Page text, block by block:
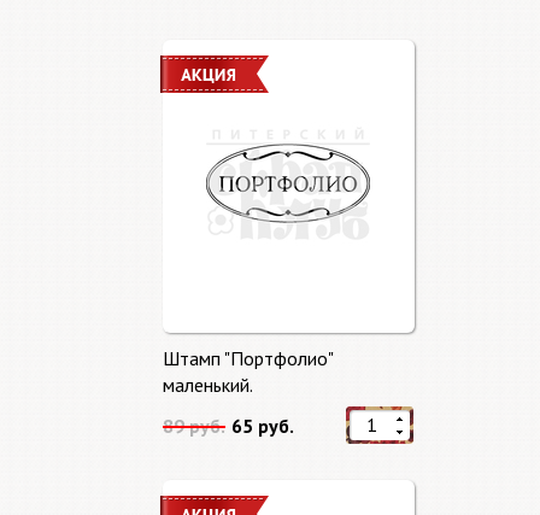
Штамп "Портфолио"
маленький.
89 руб. 65 руб.